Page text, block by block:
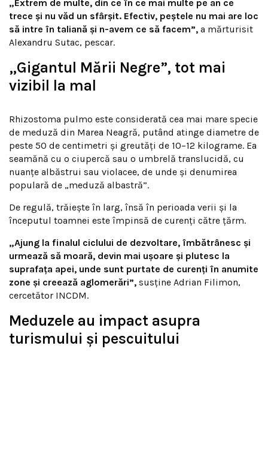
„Extrem de multe, din ce în ce mai multe pe an ce
trece și nu văd un sfârșit. Efectiv, peștele nu mai are loc
să intre în taliană și n-avem ce să facem”, a mărturisit
Alexandru Sutac, pescar.
„Gigantul Mării Negre”, tot mai
vizibil la mal
Rhizostoma pulmo este considerată cea mai mare specie
de meduză din Marea Neagră, putând atinge diametre de
peste 50 de centimetri și greutăți de 10–12 kilograme. Ea
seamănă cu o ciupercă sau o umbrelă translucidă, cu
nuanțe albăstrui sau violacee, de unde și denumirea
populară de „meduză albastră”.
De regulă, trăiește în larg, însă în perioada verii și la
începutul toamnei este împinsă de curenți către țărm.
„Ajung la finalul ciclului de dezvoltare, îmbătrânesc și
urmează să moară, devin mai ușoare și plutesc la
suprafața apei, unde sunt purtate de curenți în anumite
zone și creează aglomerări”, susține Adrian Filimon,
cercetător INCDM.
Meduzele au impact asupra
turismului și pescuitului